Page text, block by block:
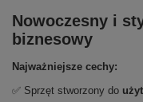
Nowoczesny i
biznesowy
Najważniejsze cechy:
✅ Sprzęt stworzony do